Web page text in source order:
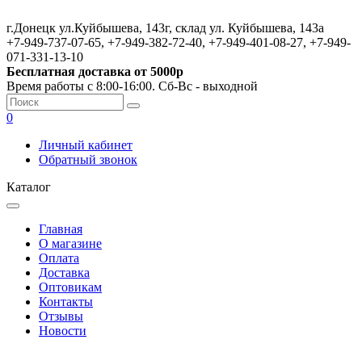
г.Донецк ул.Куйбышева, 143г, склад ул. Куйбышева, 143а
+7-949-737-07-65, +7-949-382-72-40, +7-949-401-08-27, +7-949-
071-331-13-10
Бесплатная доставка от 5000р
Время работы с 8:00-16:00. Сб-Вс - выходной
0
Личный кабинет
Обратный звонок
Каталог
Главная
О магазине
Оплата
Доставка
Оптовикам
Контакты
Отзывы
Новости